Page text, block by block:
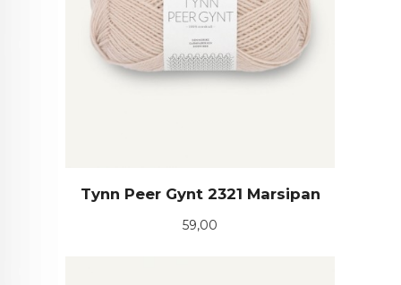
Tynn Peer Gynt 2321 Marsipan
Pris
59,00